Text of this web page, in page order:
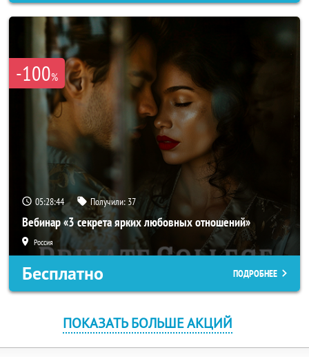
-100%
05:28:42 Получили: 37
Вебинар «3 секрета ярких любовных отношений»
Россия
Бесплатно ПОДРОБНЕЕ
ПОКАЗАТЬ БОЛЬШЕ АКЦИЙ